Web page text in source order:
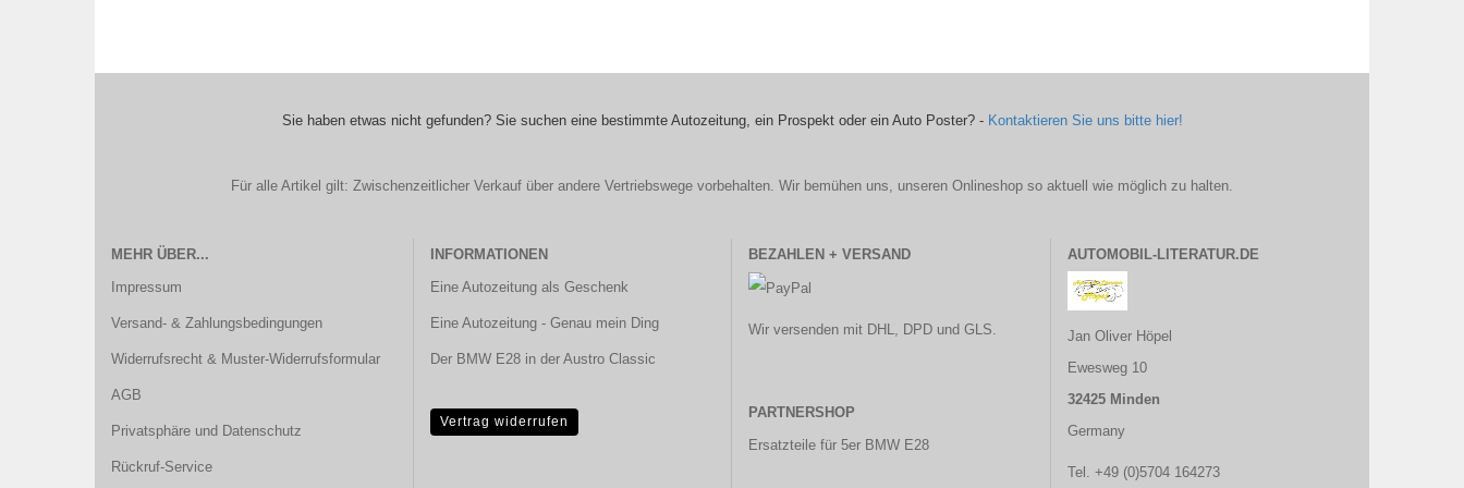
Sie haben etwas nicht gefunden? Sie suchen eine bestimmte Autozeitung, ein Prospekt oder ein Auto Poster? - Kontaktieren Sie uns bitte hier!
Für alle Artikel gilt: Zwischenzeitlicher Verkauf über andere Vertriebswege vorbehalten. Wir bemühen uns, unseren Onlineshop so aktuell wie möglich zu halten.
MEHR ÜBER...
Impressum
Versand- & Zahlungsbedingungen
Widerrufsrecht & Muster-Widerrufsformular
AGB
Privatsphäre und Datenschutz
Rückruf-Service
INFORMATIONEN
Eine Autozeitung als Geschenk
Eine Autozeitung - Genau mein Ding
Der BMW E28 in der Austro Classic
Vertrag widerrufen
BEZAHLEN + VERSAND
Wir versenden mit DHL, DPD und GLS.
PARTNERSHOP
Ersatzteile für 5er BMW E28
AUTOMOBIL-LITERATUR.DE
Jan Oliver Höpel
Ewesweg 10
32425 Minden
Germany
Tel. +49 (0)5704 164273